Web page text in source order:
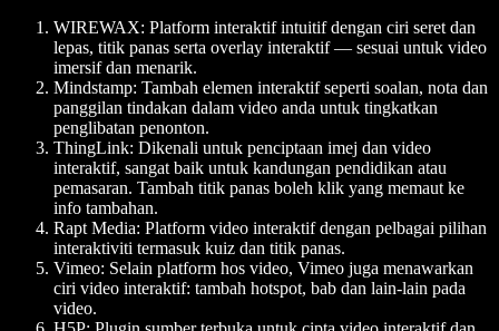
WIREWAX: Platform interaktif intuitif dengan ciri seret dan
lepas, titik panas serta overlay interaktif — sesuai untuk video
imersif dan menarik.
Mindstamp: Tambah elemen interaktif seperti soalan, nota dan
panggilan tindakan dalam video anda untuk tingkatkan
penglibatan penonton.
ThingLink: Dikenali untuk penciptaan imej dan video
interaktif, sangat baik untuk kandungan pendidikan atau
pemasaran. Tambah titik panas boleh klik yang memaut ke
info tambahan.
Rapt Media: Platform video interaktif dengan pelbagai pilihan
interaktiviti termasuk kuiz dan titik panas.
Vimeo: Selain platform hos video, Vimeo juga menawarkan
ciri video interaktif: tambah hotspot, bab dan lain-lain pada
video.